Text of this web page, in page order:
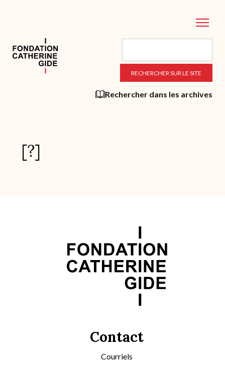
principal
Rechercher dans les archives
[?]
Contact
Courriels